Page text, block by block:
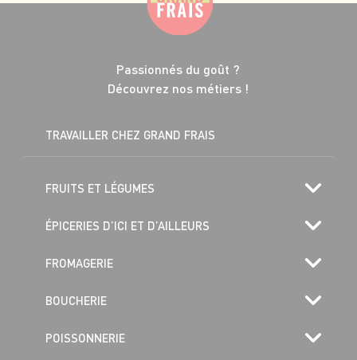
Passionnés du goût ?
Découvrez nos métiers !
TRAVAILLER CHEZ GRAND FRAIS
FRUITS ET LÉGUMES
ÉPICERIES D’ICI ET D’AILLEURS
FROMAGERIE
BOUCHERIE
POISSONNERIE